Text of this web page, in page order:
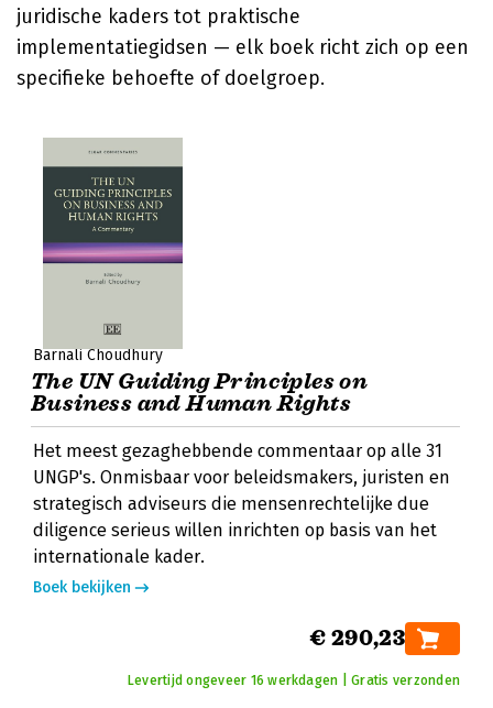
juridische kaders tot praktische
implementatiegidsen — elk boek richt zich op een
specifieke behoefte of doelgroep.
Barnali Choudhury
The UN Guiding Principles on
Business and Human Rights
Het meest gezaghebbende commentaar op alle 31
UNGP's. Onmisbaar voor beleidsmakers, juristen en
strategisch adviseurs die mensenrechtelijke due
diligence serieus willen inrichten op basis van het
internationale kader.
Boek bekijken
€ 290,23
Levertijd ongeveer 16 werkdagen | Gratis verzonden